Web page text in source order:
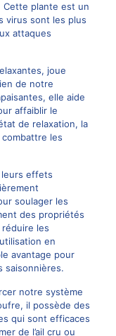
Cette plante est un
virus sont les plus
attaques
joue
de notre
elle aide
affaiblir le
de relaxation, la
les
leurs effets
soulager les
des propriétés
les
en
avantage pour
saisonnières.
notre système
il possède des
qui sont efficaces
de l’ail cru ou